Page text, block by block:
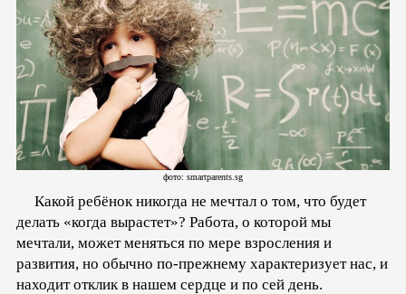
фото: smartparents.sg
Какой ребёнок никогда не мечтал о том, что будет
делать «когда вырастет»? Работа, о которой мы
мечтали, может меняться по мере взросления и
развития, но обычно по-прежнему характеризует нас, и
находит отклик в нашем сердце и по сей день.